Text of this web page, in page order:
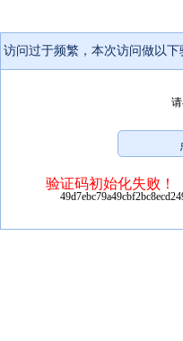
访问过于频繁，本次访问做以下
验证码初始化失败！